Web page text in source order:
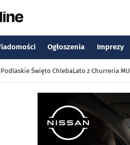
Ogłoszenia Imprezy
Podlaskie Święto ChlebaLato z Churreria